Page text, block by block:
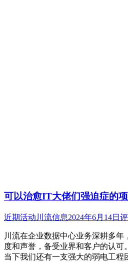
可以治愈IT大佬们强迫症的
近期活动 川流信息2024年6月14日
川流在企业数据中心业务深耕多年
度和声誉，备受业界和客户的认可。
当下我们还有一支强大的弱电工程